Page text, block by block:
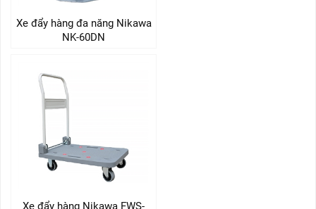
Xe đẩy hàng đa năng Nikawa
NK-60DN
Xe đẩy hàng Nikawa FWS-